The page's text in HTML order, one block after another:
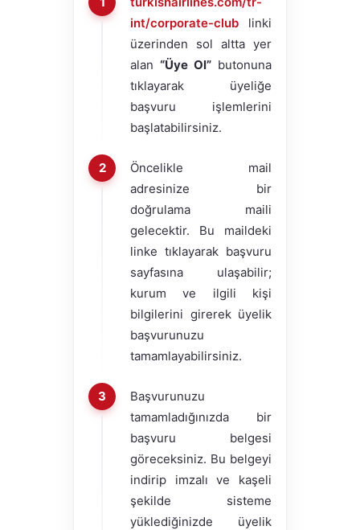
int/corporate-club linki
üzerinden sol altta yer
alan“Üye Ol”butonuna
tıklayarak üyeliğe
başvuru işlemlerini
başlatabilirsiniz.
Öncelikle mail
adresinize bir
doğrulama maili
gelecektir. Bu maildeki
linke tıklayarak başvuru
sayfasına ulaşabilir;
kurum ve ilgili kişi
bilgilerini girerek üyelik
başvurunuzu
tamamlayabilirsiniz.
Başvurunuzu
tamamladığınızda bir
başvuru belgesi
göreceksiniz. Bu belgeyi
indirip imzalı ve kaşeli
şekilde sisteme
yüklediğinizde üyelik